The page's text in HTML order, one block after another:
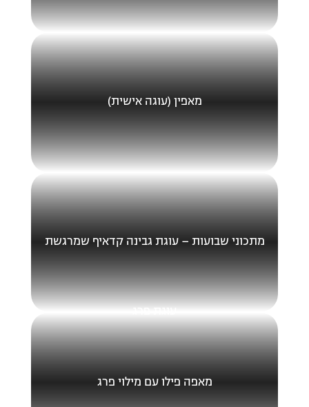
מאפין (עוגה אישית)
מתכוני שבועות – עוגת גבינה קדאיף שמרגשת
מאפה פילו עם מילוי פרג